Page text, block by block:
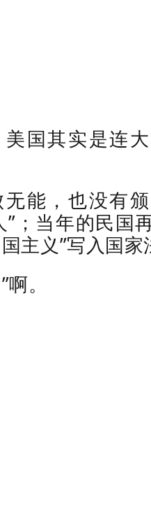
国其实是连
能，也没有
”；当年的民国
主义”写入国家
。